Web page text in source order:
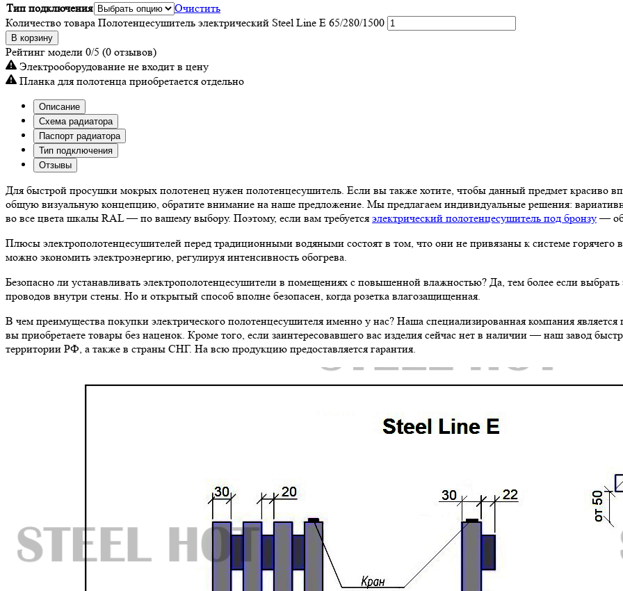
Тип подключения
Очистить
Количество товара Полотенцесушитель электрический Steel Line E 65/280/1500
В корзину
Рейтинг модели 0/5 (0 отзывов)
Электрооборудование не входит в цену
Планка для полотенца приобретается отдельно
Описание
Схема радиатора
Паспорт радиатора
Тип подключения
Отзывы
Для быстрой просушки мокрых полотенец нужен полотенцесушитель. Если вы также хотите, чтобы данный предмет красиво
общую визуальную концепцию, обратите внимание на наше предложение. Мы предлагаем индивидуальные решения:
во все цвета шкалы RAL — по вашему выбору. Поэтому, если вам требуется электрический полотенцесушитель под бронзу—
Плюсы электрополотенцесушителей перед традиционными водяными состоят в том, что они не привязаны к системе горячего
можно экономить электроэнергию, регулируя интенсивность обогрева.
Безопасно ли устанавливать электрополотенцесушители в помещениях с повышенной влажностью? Да, тем более если
проводов внутри стены. Но и открытый способ вполне безопасен, когда розетка влагозащищенная.
В чем преимущества покупки электрического полотенцесушителя именно у нас? Наша специализированная компания
вы приобретаете товары без наценок. Кроме того, если заинтересовавшего вас изделия сейчас нет в наличии — наш завод
территории РФ, а также в страны СНГ. На всю продукцию предоставляется гарантия.